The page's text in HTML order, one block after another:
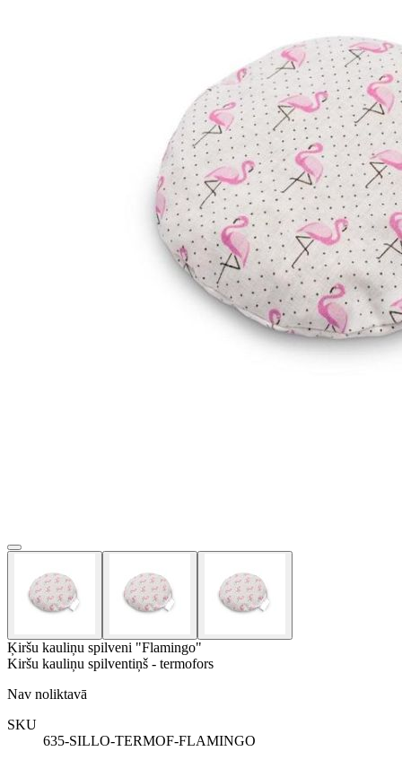
Ķiršu kauliņu spilveni "Flamingo"
Kiršu kauliņu spilventiņš - termofors
Nav noliktavā
SKU
635-SILLO-TERMOF-FLAMINGO